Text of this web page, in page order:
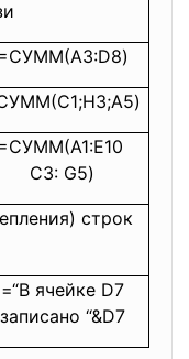
C3: G5)
строк
=“В ячейке D7
записано “&D7